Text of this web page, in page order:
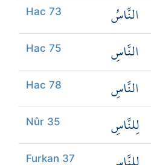
Hac 73 النَّاسُ
Hac 75 النَّاسِ
Hac 78 النَّاسِ
Nûr 35 لِلنَّاسِ
Furkan 37